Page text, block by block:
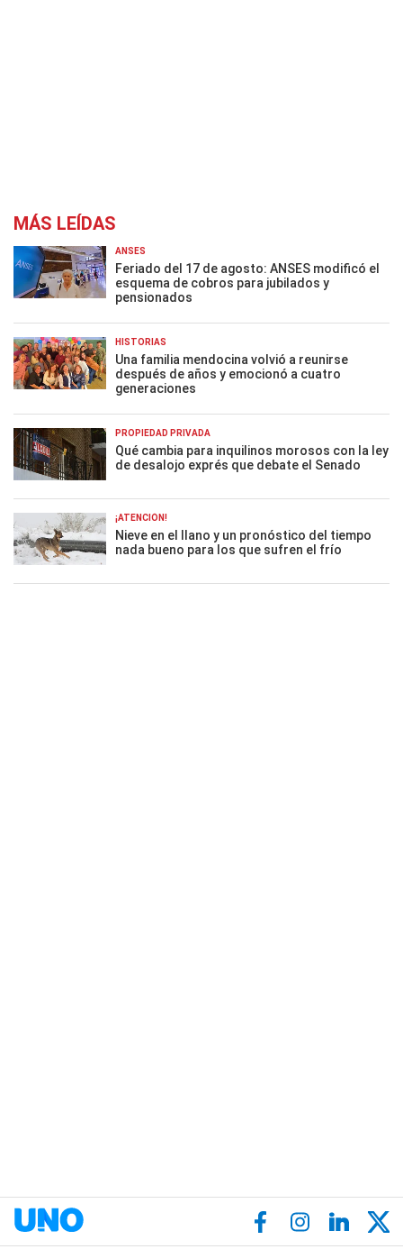
MÁS LEÍDAS
ANSES
Feriado del 17 de agosto: ANSES modificó el
esquema de cobros para jubilados y
pensionados
HISTORIAS
Una familia mendocina volvió a reunirse
después de años y emocionó a cuatro
generaciones
PROPIEDAD PRIVADA
Qué cambia para inquilinos morosos con la ley
de desalojo exprés que debate el Senado
¡ATENCIÓN!
Nieve en el llano y un pronóstico del tiempo
nada bueno para los que sufren el frío